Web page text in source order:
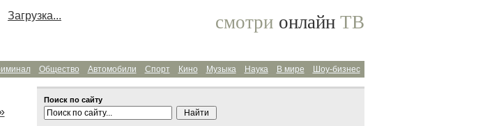
смотри онлайн ТВ
Шоу-бизнес
В мире
Наука
Музыка
Кино
Спорт
Автомобили
Общество
Поиск по сайту
Загрузка...